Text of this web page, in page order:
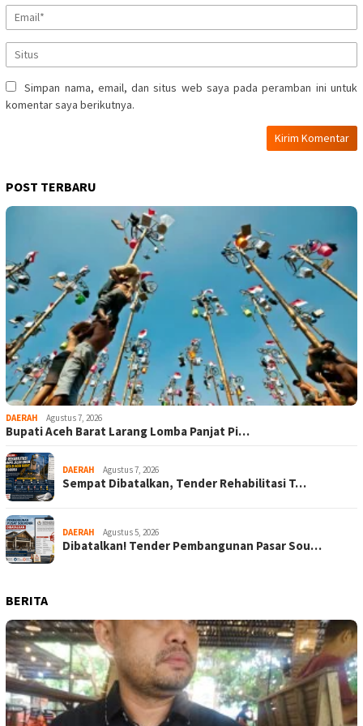
Simpan nama, email, dan situs web saya pada peramban ini untuk
komentar saya berikutnya.
POST TERBARU
DAERAH Agustus 7, 2026
Bupati Aceh Barat Larang Lomba Panjat Pi…
DAERAH Agustus 7, 2026
Sempat Dibatalkan, Tender Rehabilitasi T…
DAERAH Agustus 5, 2026
Dibatalkan! Tender Pembangunan Pasar Sou…
BERITA